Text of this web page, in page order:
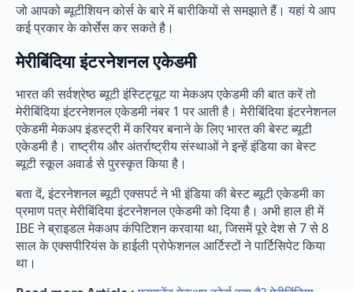
जो आपको ब्यूटीशियन कोर्स के बारे में बारीकियों से समझाते हैं। यहां ये आप
कई प्रकार के कोर्सेस कर सकते है।
मेरीबिंदिया इंटरनेशनल एकेडमी
भारत की सर्वश्रेष्ठ ब्यूटी इंस्टिट्यूट या मेकअप एकेडमी की बात करें तो
मेरीबिंदिया इंटरनेशनल एकेडमी नंबर 1 पर आती है। मेरीबिंदिया इंटरनेशनल
एकेडमी मेकअप इंडस्ट्री में करियर बनाने के लिए भारत की बेस्ट ब्यूटी
एकेडमी है। राष्ट्रीय और अंतर्राष्ट्रीय संस्थाओं ने इन्हें इंडिया का बेस्ट
ब्यूटी स्कूल अवार्ड से पुरस्कृत किया है।
बता दें, इंटरनेशनल ब्यूटी एक्सपर्ट ने भी इंडिया की बेस्ट ब्यूटी एकेडमी का
प्रमाण पत्र मेरीबिंदिया इंटरनेशनल एकेडमी को दिया है। अभी हाल ही में
IBE ने ब्राइडल मेकअप कंपिटिशन करवाया था, जिसमें पूरे देश से 7 से 8
साल के एक्सपीरियंस के हाईली प्रोफेशनल आर्टिस्टों ने पार्टिसिपेट किया
था।